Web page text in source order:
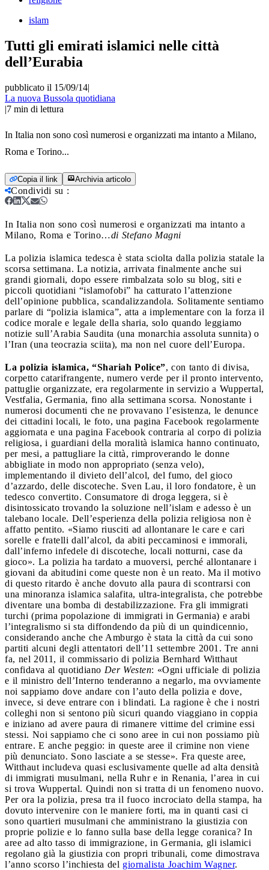
islam
Tutti gli emirati islamici nelle città
dell’Eurabia
pubblicato il 15/09/14|
La nuova Bussola quotidiana
|7 min di lettura
In Italia non sono così numerosi e organizzati ma intanto a Milano,
Roma e Torino...
Copia il link Archivia articolo
Condividi su :
In Italia non sono così numerosi e organizzati ma intanto a
Milano, Roma e Torino…di Stefano Magni
La polizia islamica tedesca è stata sciolta dalla polizia statale la
scorsa settimana. La notizia, arrivata finalmente anche sui
grandi giornali, dopo essere rimbalzata solo su blog, siti e
piccoli quotidiani “islamofobi” ha catturato l’attenzione
dell’opinione pubblica, scandalizzandola. Solitamente sentiamo
parlare di “polizia islamica”, atta a implementare con la forza il
codice morale e legale della sharia, solo quando leggiamo
notizie sull’Arabia Saudita (una monarchia assoluta sunnita) o
l’Iran (una teocrazia sciita), ma non nel cuore dell’Europa.
La polizia islamica, “Shariah Police”, con tanto di divisa,
corpetto catarifrangente, numero verde per il pronto intervento,
pattuglie organizzate, era regolarmente in servizio a Wuppertal,
Vestfalia, Germania, fino alla settimana scorsa. Nonostante i
numerosi documenti che ne provavano l’esistenza, le denunce
dei cittadini locali, le foto, una pagina Facebook regolarmente
aggiornata e una pagina Facebook contraria al corpo di polizia
religiosa, i guardiani della moralità islamica hanno continuato,
per mesi, a pattugliare la città, rimproverando le donne
abbigliate in modo non appropriato (senza velo),
implementando il divieto dell’alcol, del fumo, del gioco
d’azzardo, delle discoteche. Sven Lau, il loro fondatore, è un
tedesco convertito. Consumatore di droga leggera, si è
disintossicato trovando la soluzione nell’islam e adesso è un
talebano locale. Dell’esperienza della polizia religiosa non è
affatto pentito. «Siamo riusciti ad allontanare le care e cari
sorelle e fratelli dall’alcol, da abiti peccaminosi e immorali,
dall’inferno infedele di discoteche, locali notturni, case da
gioco». La polizia ha tardato a muoversi, perché allontanare i
giovani da abitudini come queste non è un reato. Ma il motivo
di questo ritardo è anche dovuto alla paura di scontrarsi con
una minoranza islamica salafita, ultra-integralista, che potrebbe
diventare una bomba di destabilizzazione. Fra gli immigrati
turchi (prima popolazione di immigrati in Germania) e arabi
l’integralismo si sta diffondendo da più di un quindicennio,
considerando anche che Amburgo è stata la città da cui sono
partiti alcuni degli attentatori dell’11 settembre 2001. Tre anni
fa, nel 2011, il commissario di polizia Bernhard Witthaut
confidava al quotidiano Der Westen: «Ogni ufficiale di polizia
e il ministro dell’Interno tenderanno a negarlo, ma ovviamente
noi sappiamo dove andare con l’auto della polizia e dove,
invece, si deve entrare con i blindati. La ragione è che i nostri
colleghi non si sentono più sicuri quando viaggiano in coppia
e iniziano ad avere paura di rimanere vittime del crimine essi
stessi. Noi sappiamo che ci sono aree in cui non possiamo più
entrare. E anche peggio: in queste aree il crimine non viene
più denunciato. Sono lasciate a se stesse». Fra queste aree,
Witthaut includeva quasi esclusivamente quelle ad alta densità
di immigrati musulmani, nella Ruhr e in Renania, l’area in cui
si trova Wuppertal. Quindi non si tratta di un fenomeno nuovo.
Per ora la polizia, presa tra il fuoco incrociato della stampa, ha
dovuto intervenire con le maniere forti, ma in quanti casi ci
sono quartieri musulmani che amministrano la giustizia con
proprie polizie e lo fanno sulla base della legge coranica? In
aree ad alto tasso di immigrazione, in Germania, gli islamici
regolano già la giustizia con propri tribunali, come dimostrava
l’anno scorso l’inchiesta del giornalista Joachim Wagner.